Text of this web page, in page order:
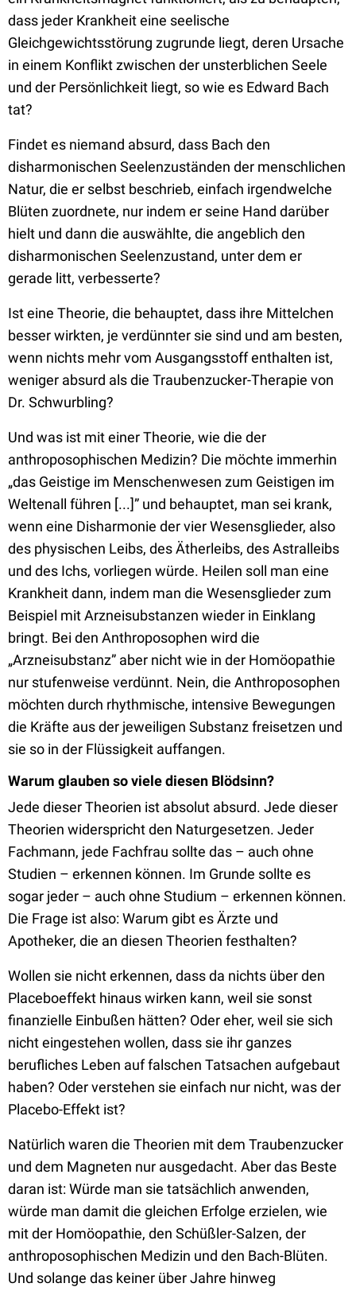
dass jeder Krankheit eine seelische
Gleichgewichtsstörung zugrunde liegt, deren Ursache
in einem Konflikt zwischen der unsterblichen Seele
und der Persönlichkeit liegt, so wie es Edward Bach
tat?
Findet es niemand absurd, dass Bach den
disharmonischen Seelenzuständen der menschlichen
Natur, die er selbst beschrieb, einfach irgendwelche
Blüten zuordnete, nur indem er seine Hand darüber
hielt und dann die auswählte, die angeblich den
disharmonischen Seelenzustand, unter dem er
gerade litt, verbesserte?
Ist eine Theorie, die behauptet, dass ihre Mittelchen
besser wirkten, je verdünnter sie sind und am besten,
wenn nichts mehr vom Ausgangsstoff enthalten ist,
weniger absurd als die Traubenzucker-Therapie von
Dr. Schwurbling?
Und was ist mit einer Theorie, wie die der
anthroposophischen Medizin? Die möchte immerhin
„das Geistige im Menschenwesen zum Geistigen im
Weltenall führen [...]” und behauptet, man sei krank,
wenn eine Disharmonie der vier Wesensglieder, also
des physischen Leibs, des Ätherleibs, des Astralleibs
und des Ichs, vorliegen würde. Heilen soll man eine
Krankheit dann, indem man die Wesensglieder zum
Beispiel mit Arzneisubstanzen wieder in Einklang
bringt. Bei den Anthroposophen wird die
„Arzneisubstanz” aber nicht wie in der Homöopathie
nur stufenweise verdünnt. Nein, die Anthroposophen
möchten durch rhythmische, intensive Bewegungen
die Kräfte aus der jeweiligen Substanz freisetzen und
sie so in der Flüssigkeit auffangen.
Warum glauben so viele diesen Blödsinn?
Jede dieser Theorien ist absolut absurd. Jede dieser
Theorien widerspricht den Naturgesetzen. Jeder
Fachmann, jede Fachfrau sollte das – auch ohne
Studien – erkennen können. Im Grunde sollte es
sogar jeder – auch ohne Studium – erkennen können.
Die Frage ist also: Warum gibt es Ärzte und
Apotheker, die an diesen Theorien festhalten?
Wollen sie nicht erkennen, dass da nichts über den
Placeboeffekt hinaus wirken kann, weil sie sonst
finanzielle Einbußen hätten? Oder eher, weil sie sich
nicht eingestehen wollen, dass sie ihr ganzes
berufliches Leben auf falschen Tatsachen aufgebaut
haben? Oder verstehen sie einfach nur nicht, was der
Placebo-Effekt ist?
Natürlich waren die Theorien mit dem Traubenzucker
und dem Magneten nur ausgedacht. Aber das Beste
daran ist: Würde man sie tatsächlich anwenden,
würde man damit die gleichen Erfolge erzielen, wie
mit der Homöopathie, den Schüßler-Salzen, der
anthroposophischen Medizin und den Bach-Blüten.
Und solange das keiner über Jahre hinweg